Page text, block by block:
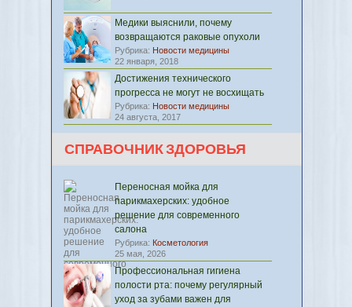
Медики выяснили, почему
возвращаются раковые опухоли
Рубрика: Новости медицины
22 января, 2018
Достижения технического
прогресса не могут не восхищать
Рубрика: Новости медицины
24 августа, 2017
СПРАВОЧНИК ЗДОРОВЬЯ
Переносная мойка для
парикмахерских: удобное
решение для современного
салона
Рубрика: Косметология
25 мая, 2026
Профессиональная гигиена
полости рта: почему регулярный
уход за зубами важен для